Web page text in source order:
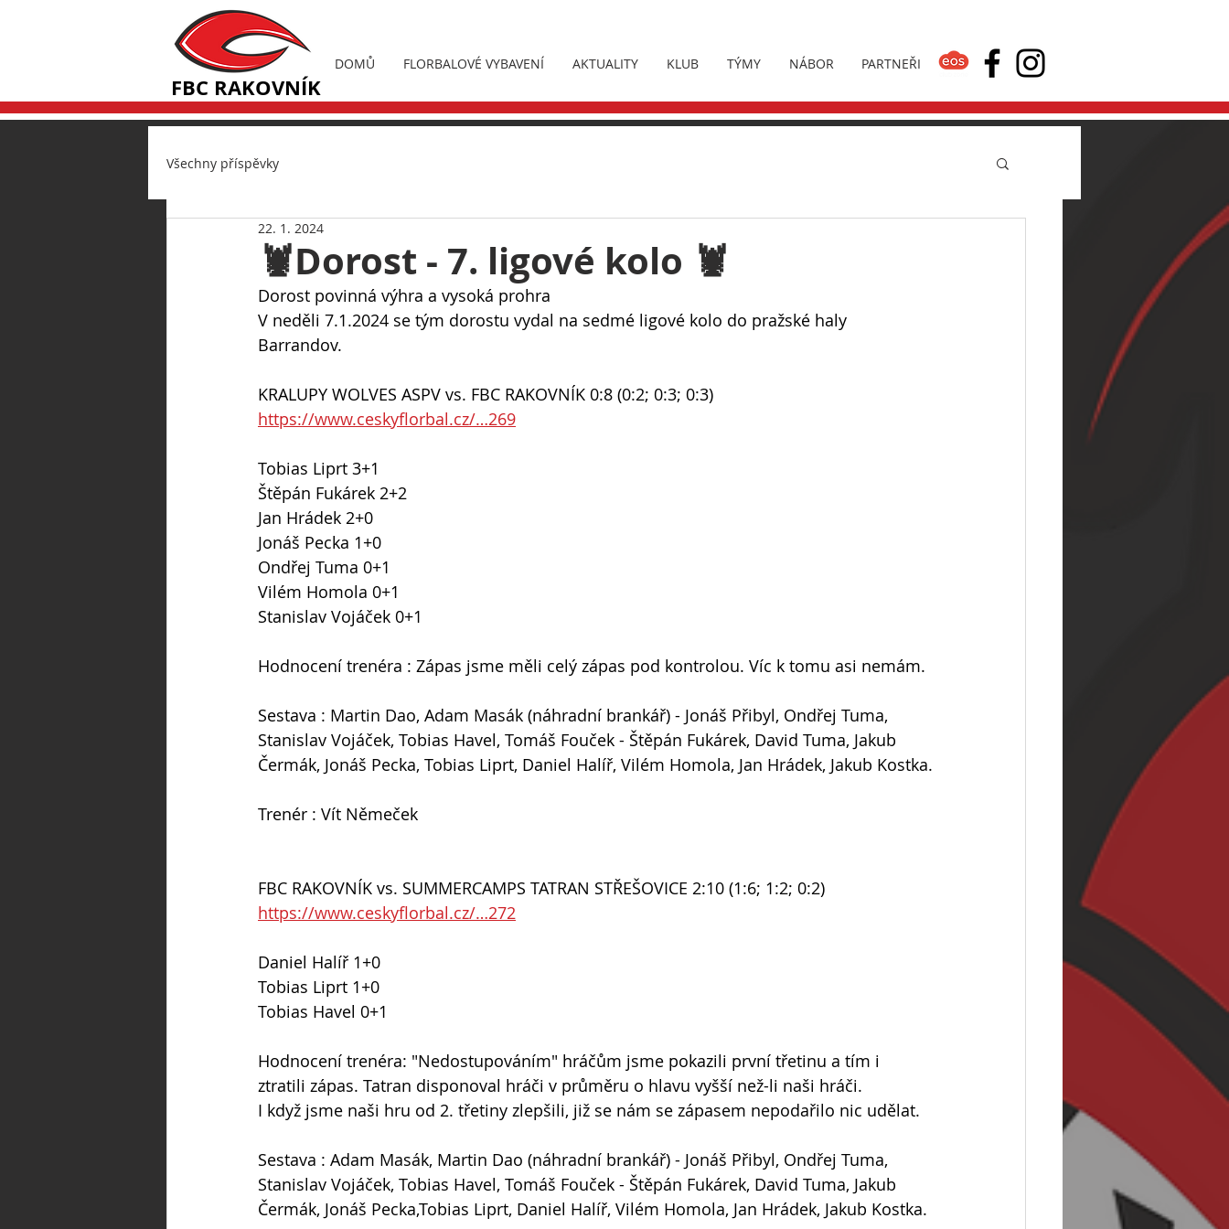
DOMŮ FLORBALOVÉ VYBAVENÍ AKTUALITY KLUB TÝMY NÁBOR PARTNEŘI
FBC RAKOVNÍK
Všechny příspěvky
🦞Dorost - 7. ligové kolo 🦞
22. 1. 2024
Dorost povinná výhra a vysoká prohra
V neděli 7.1.2024 se tým dorostu vydal na sedmé ligové kolo do pražské haly
Barrandov.
KRALUPY WOLVES ASPV vs. FBC RAKOVNÍK 0:8 (0:2; 0:3; 0:3)
https://www.ceskyflorbal.cz/…269
Tobias Liprt 3+1
Štěpán Fukárek 2+2
Jan Hrádek 2+0
Jonáš Pecka 1+0
Ondřej Tuma 0+1
Vilém Homola 0+1
Stanislav Vojáček 0+1
Hodnocení trenéra : Zápas jsme měli celý zápas pod kontrolou. Víc k tomu asi nemám.
Sestava : Martin Dao, Adam Masák (náhradní brankář) - Jonáš Přibyl, Ondřej Tuma,
Stanislav Vojáček, Tobias Havel, Tomáš Fouček - Štěpán Fukárek, David Tuma, Jakub
Čermák, Jonáš Pecka, Tobias Liprt, Daniel Halíř, Vilém Homola, Jan Hrádek, Jakub Kostka.
Trenér : Vít Němeček
FBC RAKOVNÍK vs. SUMMERCAMPS TATRAN STŘEŠOVICE 2:10 (1:6; 1:2; 0:2)
https://www.ceskyflorbal.cz/…272
Daniel Halíř 1+0
Tobias Liprt 1+0
Tobias Havel 0+1
Hodnocení trenéra: "Nedostupováním" hráčům jsme pokazili první třetinu a tím i
ztratili zápas. Tatran disponoval hráči v průměru o hlavu vyšší než-li naši hráči.
I když jsme naši hru od 2. třetiny zlepšili, již se nám se zápasem nepodařilo nic udělat.
Sestava : Adam Masák, Martin Dao (náhradní brankář) - Jonáš Přibyl, Ondřej Tuma,
Stanislav Vojáček, Tobias Havel, Tomáš Fouček - Štěpán Fukárek, David Tuma, Jakub
Čermák, Jonáš Pecka,Tobias Liprt, Daniel Halíř, Vilém Homola, Jan Hrádek, Jakub Kostka.